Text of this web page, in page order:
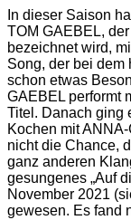
In dieser Saison
TOM GAEBEL,
bezeichnet wird,
Song, der bei dem
schon etwas
GAEBEL performt
Titel. Danach ging
Kochen mit
nicht die Chance,
ganz anderen
gesungenes „Auf
November 2021
gewesen. Es fand